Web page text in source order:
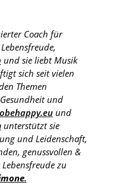
Coach für
und sie liebt Musik
sich seit vielen
Themen
und
und
unterstützt sie
und Leidenschaft,
genussvollen &
zu
.